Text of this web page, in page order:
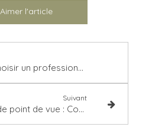
Aimer l'article
Pourquoi choisir un professionnel pour estimer votre bien immobilier à Versailles (ou ailleurs) ?
Suivant
Tout est question de point de vue : Comment transformer un parquet des années 70 en un atout décoratif